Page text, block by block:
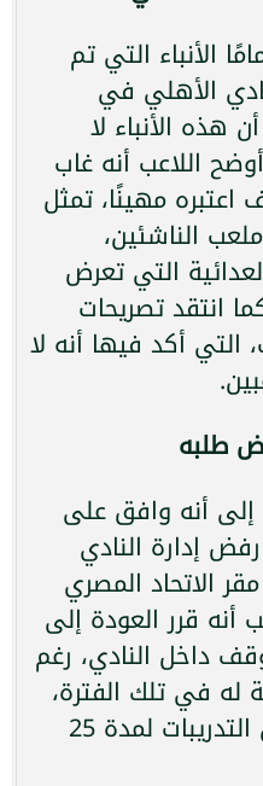
الأنباء التي تم
الأهلي في
هذه الأنباء لا
اللاعب أنه غاب
مهينًا، تمثل
الناشئين،
التي تعرض
انتقد تصريحات
أكد فيها أنه لا
طلبه
إلى أنه وافق على
إدارة النادي
الاتحاد المصري
أنه قرر العودة إلى
داخل النادي، رغم
في تلك الفترة،
وهو ما دفعه للغياب عن التدريبات لمدة 25